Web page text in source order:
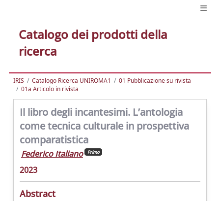
Catalogo dei prodotti della
ricerca
IRIS Catalogo Ricerca UNIROMA1
01 Pubblicazione su rivista
01a Articolo in rivista
Il libro degli incantesimi. L’antologia
come tecnica culturale in prospettiva
comparatistica
Federico Italiano Primo
2023
Abstract